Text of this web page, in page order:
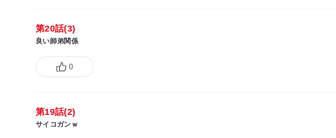
第20話(3)
良い師弟関係
0
第19話(2)
サイコガンｗ